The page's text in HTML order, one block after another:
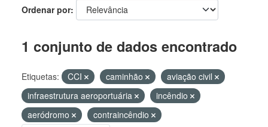
Ordenar por
1 conjunto de dados encontrado
Etiquetas: CCI caminhão
aviação civil
infraestrutura aeroportuária
incêndio
aeródromo
contraincêndio